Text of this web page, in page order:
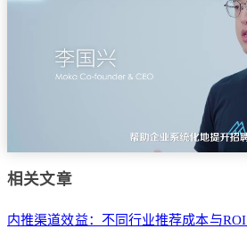
相关文章
内推渠道效益：不同行业推荐成本与